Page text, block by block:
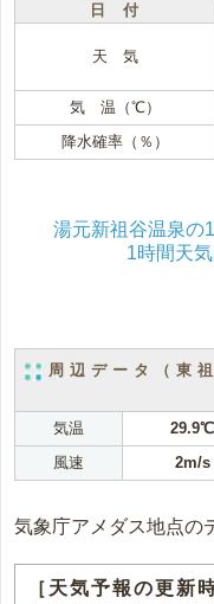
日 付
天 気
気 温（℃）
降水確率（％）
湯元新祖谷温泉の
1時間天
周辺データ（東
気温 29.9℃
風速
2m/s
気象庁アメダス地点の
［天気予報の更新